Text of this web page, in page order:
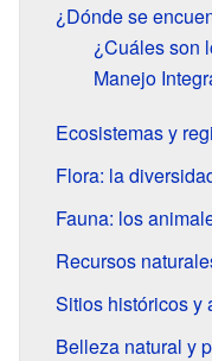
¿Dónde se
¿Cuáles son
Manejo
Ecosistemas y
Flora: la
Fauna: los
Recursos
Sitios históricos y
Belleza natural y